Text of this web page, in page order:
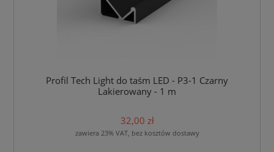
Profil Tech Light do taśm LED - P3-1 Czarny
Lakierowany - 1 m
32,00 zł
zawiera 23% VAT, bez kosztów dostawy